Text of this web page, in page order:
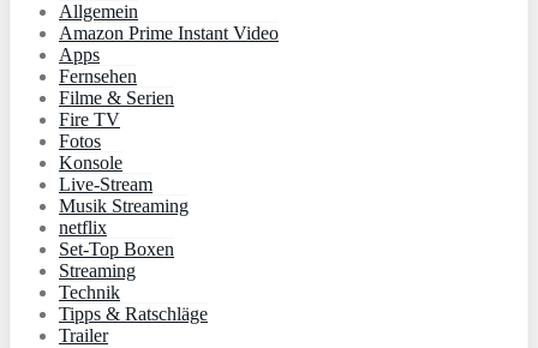
Allgemein
Amazon Prime Instant Video
Apps
Fernsehen
Filme & Serien
Fire TV
Fotos
Konsole
Live-Stream
Musik Streaming
netflix
Set-Top Boxen
Streaming
Technik
Tipps & Ratschläge
Trailer